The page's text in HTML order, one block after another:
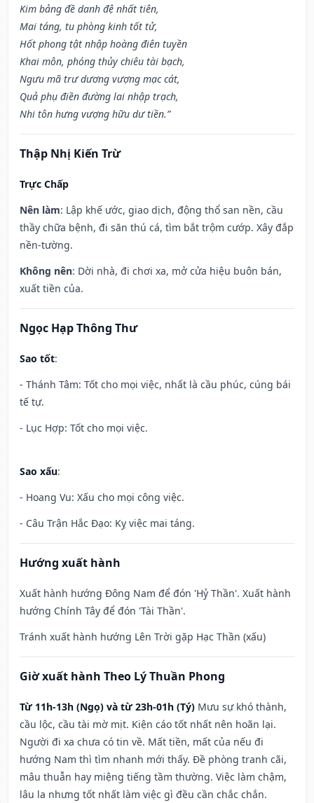
Kim bảng đề danh đệ nhất tiên,
Mai táng, tu phòng kinh tốt tử,
Hốt phong tật nhập hoàng điên tuyền
Khai môn, phóng thủy chiêu tài bạch,
Ngưu mã trư dương vượng mạc cát,
Quả phụ điền đường lai nhập trạch,
Nhi tôn hưng vượng hữu dư tiền.”
Thập Nhị Kiến Trừ
Trực Chấp
Nên làm: Lập khế ước, giao dịch, động thổ san nền, cầu
thầy chữa bệnh, đi săn thú cá, tìm bắt trộm cướp. Xây đắp
nền-tường.
Không nên: Dời nhà, đi chơi xa, mở cửa hiệu buôn bán,
xuất tiền của.
Ngọc Hạp Thông Thư
Sao tốt:
- Thánh Tâm: Tốt cho mọi việc, nhất là cầu phúc, cúng bái
tế tự.
- Lục Hợp: Tốt cho mọi việc.
Sao xấu:
- Hoang Vu: Xấu cho mọi công việc.
- Câu Trận Hắc Đạo: Kỵ việc mai táng.
Hướng xuất hành
Xuất hành hướng Đông Nam để đón 'Hỷ Thần'. Xuất hành
hướng Chính Tây để đón 'Tài Thần'.
Tránh xuất hành hướng Lên Trời gặp Hạc Thần (xấu)
Giờ xuất hành Theo Lý Thuần Phong
Từ 11h-13h (Ngọ) và từ 23h-01h (Tý) Mưu sự khó thành,
cầu lộc, cầu tài mờ mịt. Kiện cáo tốt nhất nên hoãn lại.
Người đi xa chưa có tin về. Mất tiền, mất của nếu đi
hướng Nam thì tìm nhanh mới thấy. Đề phòng tranh cãi,
mâu thuẫn hay miệng tiếng tầm thường. Việc làm chậm,
lâu la nhưng tốt nhất làm việc gì đều cần chắc chắn.